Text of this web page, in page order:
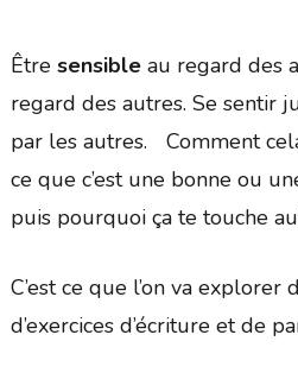
Être sensibleau regard des
regard des autres. Se sentir
par les autres. Comment
ce que c’est une bonne ou
puis pourquoi ça te touche
C’est ce que l’on va explorer
d’exercices d’écriture et de